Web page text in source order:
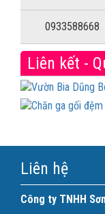
0933588668
Liên kết -
Liên hệ
Công ty TNHH